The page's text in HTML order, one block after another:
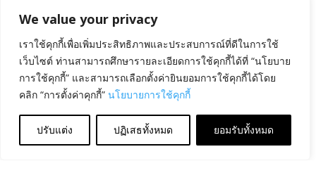
We value your privacy
เราใช้คุกกี้เพื่อเพิ่มประสิทธิภาพและประสบการณ์ที่ดีในการใช้
เว็บไซต์ ท่านสามารถศึกษารายละเอียดการใช้คุกกี้ได้ที่ “นโยบาย
การใช้คุกกี้” และสามารถเลือกตั้งค่ายินยอมการใช้คุกกี้ได้โดย
คลิก “การตั้งค่าคุกกี้” นโยบายการใช้คุกกี้
ปรับแต่ง ปฏิเสธทั้งหมด ยอมรับทั้งหมด